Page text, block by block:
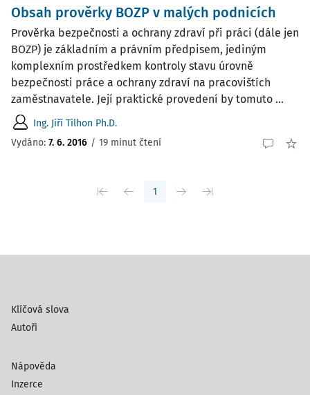
Obsah prověrky BOZP v malých podnicích
Prověrka bezpečnosti a ochrany zdraví při práci (dále jen
BOZP) je základním a právním předpisem, jediným
komplexním prostředkem kontroly stavu úrovně
bezpečnosti práce a ochrany zdraví na pracovištích
zaměstnavatele. Její praktické provedení by tomuto ...
Ing. Jiří Tilhon Ph.D.
Vydáno: 7. 6. 2016 / 19 minut čtení
1
Klíčová slova
Autoři
Nápověda
Inzerce